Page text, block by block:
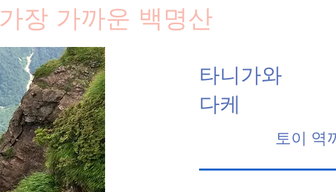
가장 가까운 백명산
타니가와
다케
토이 역